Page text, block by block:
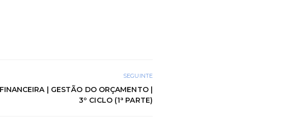
SEGUINTE
| GESTÃO DO ORÇAMENTO |
3º CICLO (1ª PARTE)